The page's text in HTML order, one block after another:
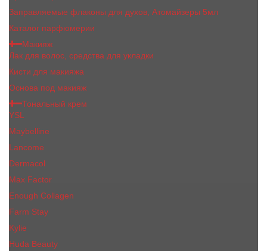
Заправляемые флаконы для духов, Атомайзеры 5мл
Каталог парфюмерии
Макияж
Лак для волос, средства для укладки
Кисти для макияжа
Основа под макияж
Тональный крем
YSL
Maybelline
Lancome
Dermacol
Max Factor
Enough Collagen
Farm Stay
Kylie
Huda Beauty